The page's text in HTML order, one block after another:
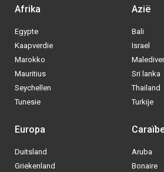
Afrika
Egypte
Kaapverdie
Marokko
Mauritius
Seychellen
Tunesie
Azië
Bali
Israel
Sri lanka
Thailand
Turkije
Europa
Duitsland
Griekenland
Aruba
Bonaire